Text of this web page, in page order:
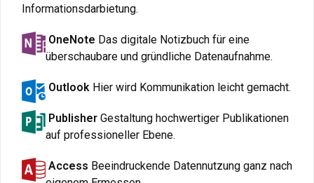
Informationsdarbietung.
OneNote Das digitale Notizbuch für eine
überschaubare und gründliche Datenaufnahme.
Outlook Hier wird Kommunikation leicht gemacht.
Publisher Gestaltung hochwertiger Publikationen
auf professioneller Ebene.
Access Beeindruckende Datennutzung ganz nach